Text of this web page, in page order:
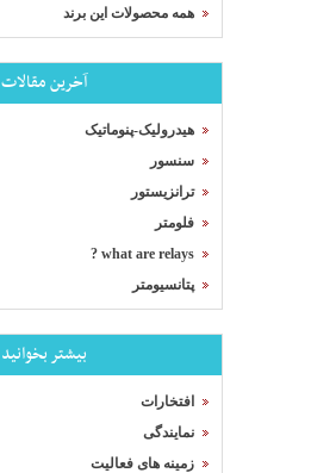
همه محصولات این برند
آخرین مقالات
هیدرولیک-پنوماتیک
سنسور
ترانزیستور
فلومتر
what are relays ?
پتانسیومتر
بیشتر بخوانید
افتخارات
نمایندگی
زمینه های فعالیت